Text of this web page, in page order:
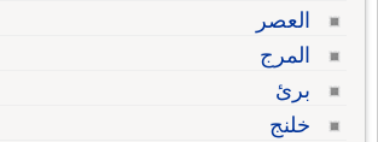
العصر
المرج
برئ
خلنج